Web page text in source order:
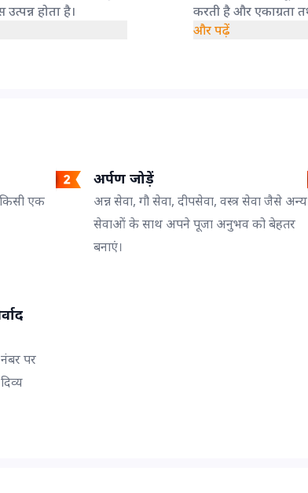
होता है।
करती है और एकाग्रता
और पढ़ें
एक
अर्पण जोड़ें
अन्न सेवा, गौ सेवा, दीपसेवा, वस्त्र सेवा जैसे अन्य
सेवाओं के साथ अपने पूजा अनुभव को बेहतर
बनाएं।
पर